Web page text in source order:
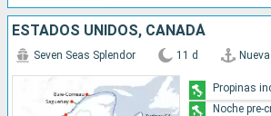
ESTADOS UNIDOS, CANADÁ
Seven Seas Splendor 11 d
Propinas
Noche pre-